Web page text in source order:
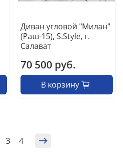
Диван угловой "Милан"
(Раш-15), S.Style, г.
Салават
70 500 руб.
В корзину
3 4